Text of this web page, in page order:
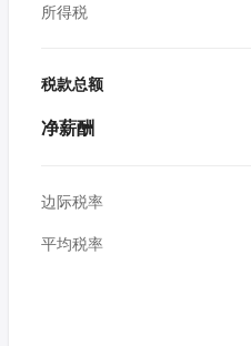
所得税
税款总额
净薪酬
边际税率
平均税率